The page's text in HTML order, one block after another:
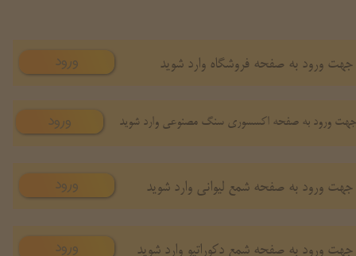
جهت ورود به صفحه فروشگاه وارد شوید ورود
جهت ورود به صفحه شمع لیوانی وارد شوید ورود
جهت ورود به صفحه شمع دکوراتیو وارد شوید ورود
ورود به صفحه اکسسوری سنگ مصنوعی وارد شوید ورود